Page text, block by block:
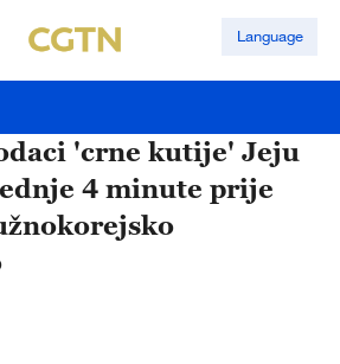
Language
'crne kutije' Jeju
4 minute prije